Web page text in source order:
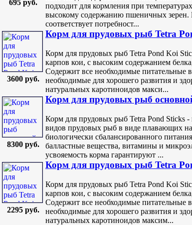
695 руб.
подходит для кормления при
высокому содержанию пшеничных зерен.
соответствует потребност...
3600 руб.
Корм для прудовых рыб Tetra
Корм для прудовых рыб Tetra Pond Koi
карпов кои, с высоким содержанием
Содержит все необходимые питательные
необходимые для хорошего развития и
натуральных каротиноидов макси...
8300 руб.
Корм для прудовых рыб
Корм для прудовых рыб Tetra Pond Sticks
видов прудовых рыб в виде плавающих
биологически сбалансированного
балластные вещества, витамины и
усвояемость корма гарантируют ...
2295 руб.
Корм для прудовых рыб Tetra
Корм для прудовых рыб Tetra Pond Koi
карпов кои, с высоким содержанием
Содержит все необходимые питательные
необходимые для хорошего развития и
натуральных каротиноидов максим...